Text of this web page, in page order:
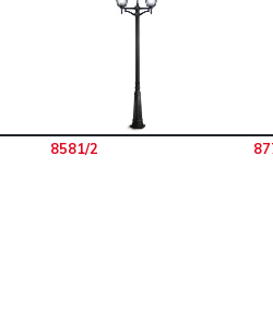
8581/2